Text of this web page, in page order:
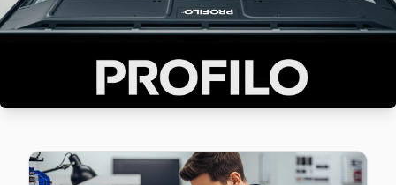
Camii Kebir Profilo Anakart Tamiri →
Cihangir mahallesi Profilo TV servisi için ön
Beyoğlu Profilo Servis →
Beyoğlu'da Çatma Mescit mahallesi için Profilo TV tamir